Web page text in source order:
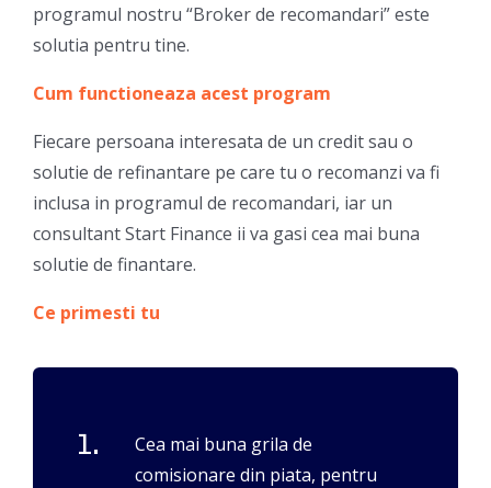
programul nostru “Broker de recomandari” este
solutia pentru tine.
Cum functioneaza acest program
Fiecare persoana interesata de un credit sau o
solutie de refinantare pe care tu o recomanzi va fi
inclusa in programul de recomandari, iar un
consultant Start Finance ii va gasi cea mai buna
solutie de finantare.
Ce primesti tu
1.
Cea mai buna grila de
comisionare din piata, pentru